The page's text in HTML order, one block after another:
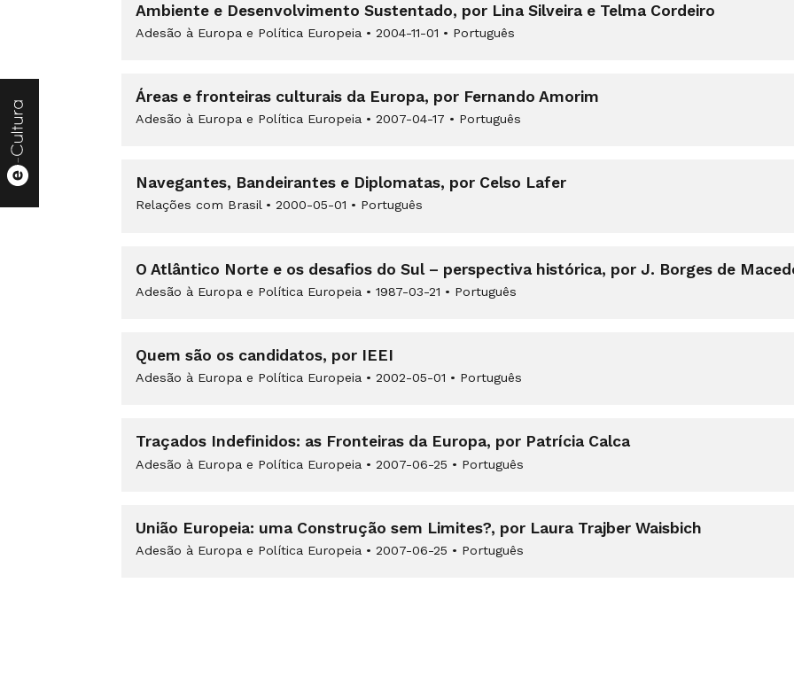
Ambiente e Desenvolvimento Sustentado, por Lina Silveira e Telma Cordeiro
Adesão à Europa e Política Europeia • 2004-11-01 • Português
Áreas e fronteiras culturais da Europa, por Fernando Amorim
Adesão à Europa e Política Europeia • 2007-04-17 • Português
Navegantes, Bandeirantes e Diplomatas, por Celso Lafer
Relações com Brasil • 2000-05-01 • Português
O Atlântico Norte e os desafios do Sul – perspectiva histórica, por J. Borges de
Adesão à Europa e Política Europeia • 1987-03-21 • Português
Quem são os candidatos, por IEEI
Adesão à Europa e Política Europeia • 2002-05-01 • Português
Traçados Indefinidos: as Fronteiras da Europa, por Patrícia Calca
Adesão à Europa e Política Europeia • 2007-06-25 • Português
União Europeia: uma Construção sem Limites?, por Laura Trajber Waisbich
Adesão à Europa e Política Europeia • 2007-06-25 • Português